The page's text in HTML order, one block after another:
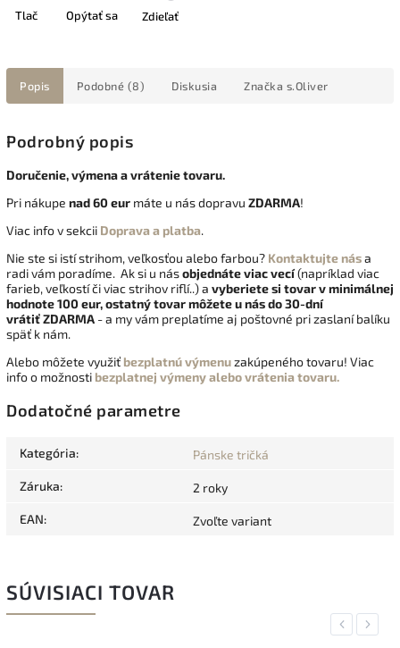
Tlač Opýtať sa Zdieľať
Popis Podobné (8) Diskusia Značka s.Oliver
Podrobný popis
Doručenie, výmena a vrátenie tovaru.
Pri nákupe nad 60 eur máte u nás dopravu ZDARMA!
Viac info v sekcii Doprava a platba.
Nie ste si istí strihom, veľkosťou alebo farbou? Kontaktujte nása
radi vám poradíme. Ak si u násobjednáte viac vecí(napríklad viac
farieb, veľkostí či viac strihov riflí..) a vyberiete si tovar v minimálnej
hodnote 100 eur, ostatný tovar môžete u nás do 30-dní
vrátiťZDARMA - a my vám preplatíme aj poštovné pri zaslaní balíku
späť k nám.
Alebo môžete využiť bezplatnú výmenuzakúpeného tovaru! Viac
info o možnosti bezplatnej výmeny alebo vrátenia tovaru.
Dodatočné parametre
Kategória: Pánske tričká
Záruka: 2 roky
EAN: Zvoľte variant
SÚVISIACI TOVAR
Previous
Next